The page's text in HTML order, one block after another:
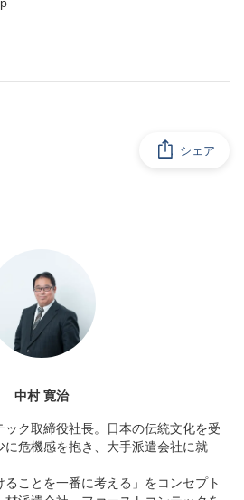
シェア
中村 寛治
ク取締役社長。日本の伝統文化を受
危機感を抱き、大手派遣会社に就
ことを一番に考える」をコンセプト